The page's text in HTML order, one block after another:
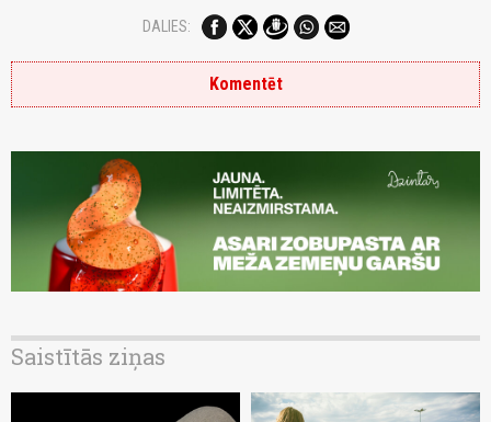
DALIES:
Komentēt
Saistītās ziņas